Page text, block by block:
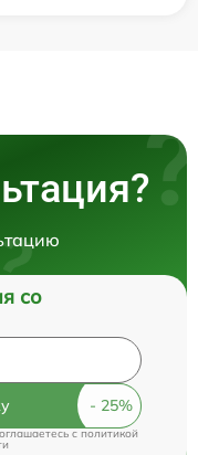
со
cполитикой